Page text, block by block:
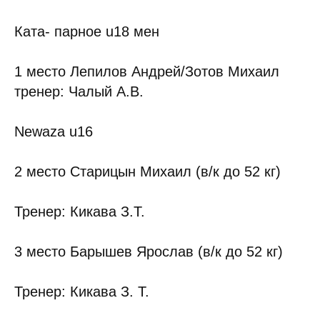
Ката- парное u18 мен
1 место Лепилов Андрей/Зотов Михаил
тренер: Чалый А.В.
Newaza u16
2 место Старицын Михаил (в/к до 52 кг)
Тренер: Кикава З.Т.
3 место Барышев Ярослав (в/к до 52 кг)
Тренер: Кикава З. Т.